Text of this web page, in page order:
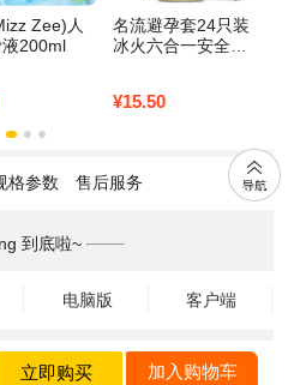
Zee)人
200ml
名流避孕套24只装
冰火六合一安全套g
¥15.50
格参数 售后服务
到底啦~
电脑版 客户端
立即购买 加入购物车